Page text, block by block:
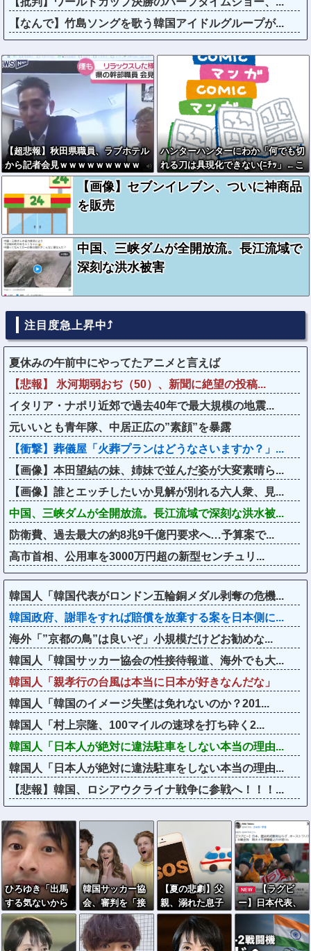
【なんで】竹島ソングを歌う韓国アイドルグループが...
【超悲報】秋田県職員、ラブホテル
から記者会見ｗｗｗｗｗｗｗｗｗ
ハンターハンターにわか「何でも切
れる刀は具現化できない(ﾆﾁｯ」←こ
れ
【画像】セブンイレブン、ついに神商品
を販売
中国、三峡ダムが全開放流。長江流域で
深刻な洪水被害
注目度急上昇中⤴
夏休みの午前中にやってたアニメと言えば
【悲報】 氷河期弱おぢ（50）、新聞に絶望の投稿...
イタリア・ナポリ近郊で過去40年で最大規模の地震...
元いいとも青年隊、中居正広の”素顔”を暴露
【衝撃】葬儀屋「火葬プランはどうなさいますか？」...
【画像】本田望結の妹、姉妹で並んだ姿が大変素晴ら...
【画像】誰とエッチしたいか見解が別れる六人衆、見...
中国、三峡ダムが全開放流。長江流域で深刻な洪水被...
防衛費、過去最大の約8兆9千億円要求へ…予算案で...
高市首相、公用車を3000万円超の新型センチュリ...
韓国人「韓国代表がロンドン五輪銅メダル剥奪の危機...
韓国政府、謝罪をすれば賠償を放棄する案を日本側に...
海外「”京都の鳥”は良いぞ」小規模だけどお勧めな...
韓国人「韓国サッカー協会の性接待報道、海外でも大...
韓国人「親孝行の台風は本当に日本が好きなんだな」
韓国人「韓国のイメージ失墜は免れないのか？201...
韓国人「村上宗隆、100マイルの速球を打ち砕く2...
韓国人「日本人が絶対に違法駐車をしない本当の理由...
韓国人「日本人が絶対に違法駐車をしない本当の理由...
【悲報】韓国、ロシアウクライナ戦争に参戦へ！！！...
ひろゆき「出馬
する気ないから
話さなかった」
妻「それでも不
誠実だろ」→離
韓国サッカー協
会、審判を「接
待」していた疑
惑が発覚 →日本
人２人も対象か
【夏の悲劇】父
親、溺れた息子
を救おうとしてﾀ
ﾋ亡 →専門家も
警鐘「救助は二
NEW
【ラグビ
ー】日本代表、
歴史的初勝利な
らず…オースト
ラリアに逆転負